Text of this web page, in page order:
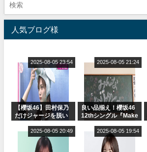
人気ブログ様
【櫻坂46】田村保乃
だけジャージを脱い
2025-08-05 23:54
良い品揃え！櫻坂46
12thシングル『Make
ャルグッズ絶賛販売
2025-08-05 21:24
2025-08-05 20:49 2025-08-05 19:54